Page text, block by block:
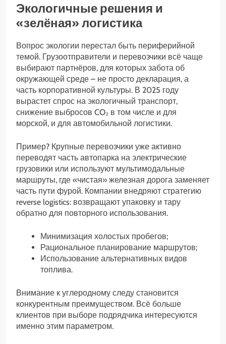
Экологичные решения и
«зелёная» логистика
Вопрос экологии перестал быть периферийной
темой. Грузоотправители и перевозчики всё чаще
выбирают партнёров, для которых забота об
окружающей среде – не просто декларация, а
часть корпоративной культуры. В 2025 году
вырастет спрос на экологичный транспорт,
снижение выбросов CO₂ в том числе и для
морской, и для автомобильной логистики.
Пример? Крупные перевозчики уже активно
переводят часть автопарка на электрические
грузовики или используют мультимодальные
маршруты, где «чистая» железная дорога заменяет
часть пути фурой. Компании внедряют стратегию
reverse logistics: возвращают упаковку и тару
обратно для повторного использования.
Минимизация холостых пробегов;
Рациональное планирование маршрутов;
Использование альтернативных видов
топлива.
Внимание к углеродному следу становится
конкурентным преимуществом. Всё больше
клиентов при выборе подрядчика интересуются
именно этим параметром.